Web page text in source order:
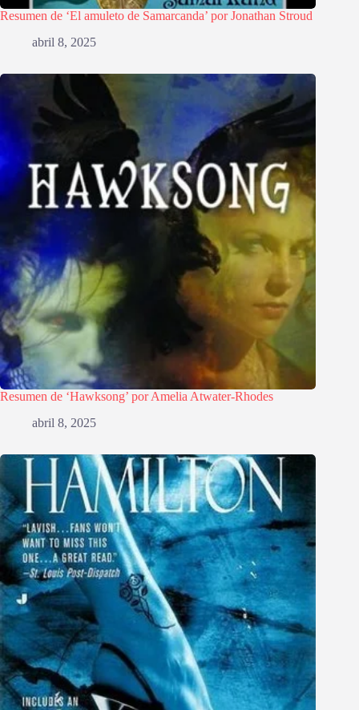
Resumen de ‘El amuleto de Samarcanda’ por Jonathan Stroud
abril 8, 2025
Resumen de ‘Hawksong’ por Amelia Atwater-Rhodes
abril 8, 2025